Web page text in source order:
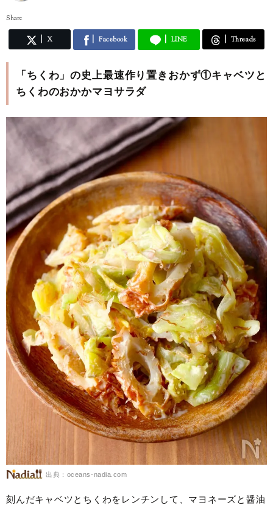
Share
X Facebook LINE Threads
「ちくわ」の史上最速作り置きおかず①キャベツと
ちくわのおかかマヨサラダ
出典：oceans-nadia.com
刻んだキャベツとちくわをレンチンして、マヨネーズと醤油